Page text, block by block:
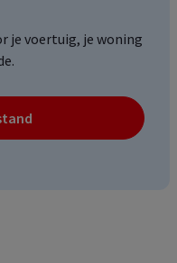
je voertuig, je woning